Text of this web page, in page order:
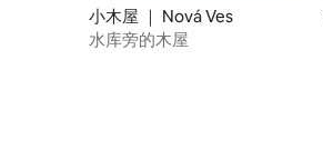
小木屋 ｜ Nová Ves
水库旁的木屋